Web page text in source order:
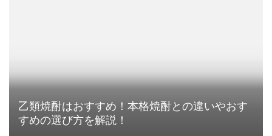
乙類焼酎はおすすめ！本格焼酎との違いやおす
すめの選び方を解説！